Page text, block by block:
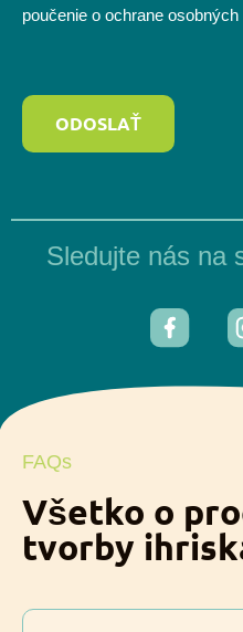
poučenie o ochrane osobných
ODOSLAŤ
Sledujte nás na
FAQs
Všetko o
tvorby